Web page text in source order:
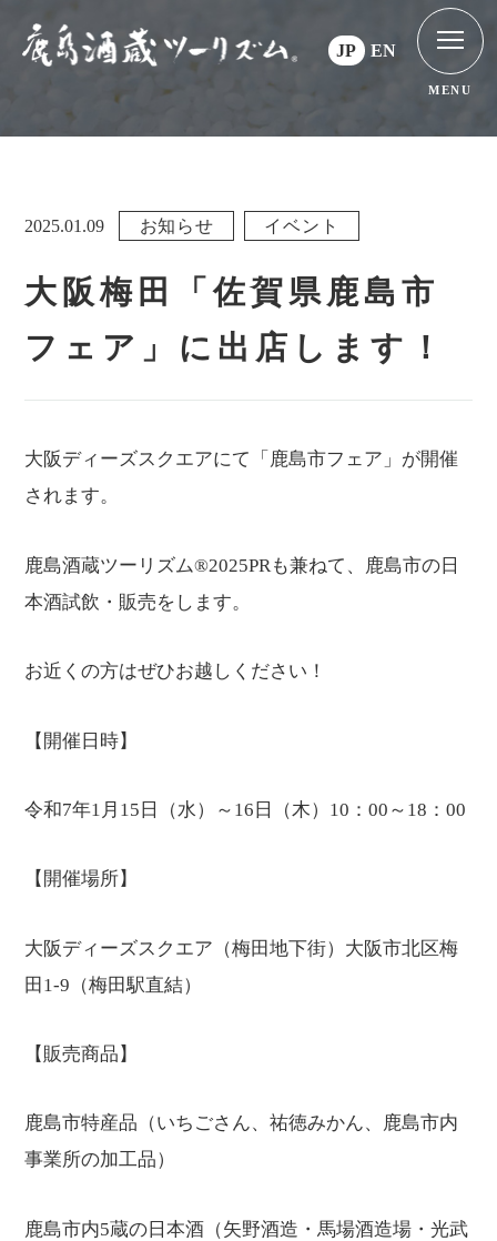
JP EN
MENU
2025.01.09 お知らせ イベント
大阪梅田「佐賀県鹿島市
フェア」に出店します！
大阪ディーズスクエアにて「鹿島市フェア」が開催
されます。
鹿島酒蔵ツーリズム®2025PRも兼ねて、鹿島市の日
本酒試飲・販売をします。
お近くの方はぜひお越しください！
【開催日時】
令和7年1月15日（水）～16日（木）10：00～18：00
【開催場所】
大阪ディーズスクエア（梅田地下街）大阪市北区梅
田1-9（梅田駅直結）
【販売商品】
鹿島市特産品（いちごさん、祐徳みかん、鹿島市内
事業所の加工品）
鹿島市内5蔵の日本酒（矢野酒造・馬場酒造場・光武